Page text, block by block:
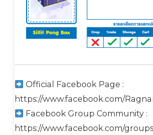
Official Facebook Page :
https://www.facebook.com/
Facebook Group Community :
https://www.facebook.com/